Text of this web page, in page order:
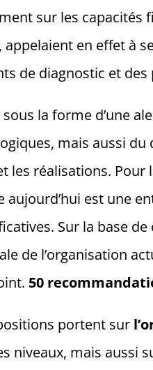
sur les capacités
en effet à
de diagnostic et
la forme d’une
mais aussi du
les réalisations. Pour
aujourd’hui est une
Sur la base
de l’organisation
50
portent sur
niveaux, mais aussi